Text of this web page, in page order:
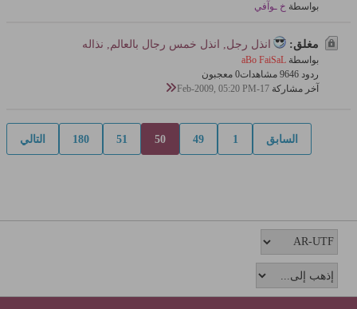
بواسطة خ ـوآفي
مغلق: انذل رجل, انذل خمس رجال بالعالم, نذاله
بواسطة aBo FaiSaL
ردود 6
964 مشاهدات
0 معجبون
آخر مشاركة 17-Feb-2009, 05:20 PM
السابق 1
49
50
51
180 التالي